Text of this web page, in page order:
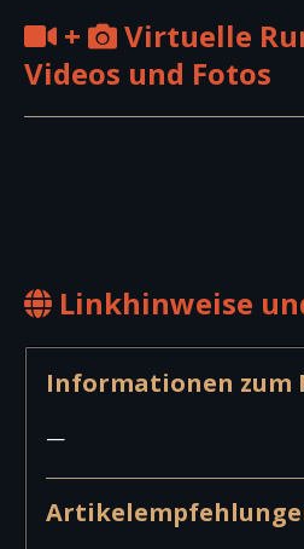
+
Virtuelle
Videos und Fotos
Linkhinweise
Informationen zum
—